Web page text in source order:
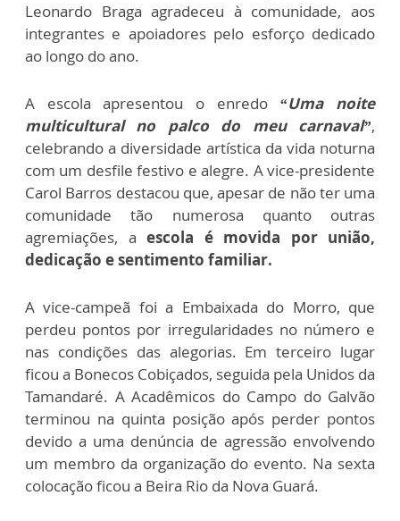
Leonardo Braga agradeceu à comunidade, aos
integrantes e apoiadores pelo esforço dedicado
ao longo do ano.
A escola apresentou o enredo “Uma noite
multicultural no palco do meu carnaval”,
celebrando a diversidade artística da vida noturna
com um desfile festivo e alegre. A vice-presidente
Carol Barros destacou que, apesar de não ter uma
comunidade tão numerosa quanto outras
agremiações, a escola é movida por união,
dedicação e sentimento familiar.
A vice-campeã foi a Embaixada do Morro, que
perdeu pontos por irregularidades no número e
nas condições das alegorias. Em terceiro lugar
ficou a Bonecos Cobiçados, seguida pela Unidos da
Tamandaré. A Acadêmicos do Campo do Galvão
terminou na quinta posição após perder pontos
devido a uma denúncia de agressão envolvendo
um membro da organização do evento. Na sexta
colocação ficou a Beira Rio da Nova Guará.